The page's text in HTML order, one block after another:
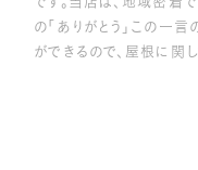
の「ありがとう」この一
ができるので、屋根に関